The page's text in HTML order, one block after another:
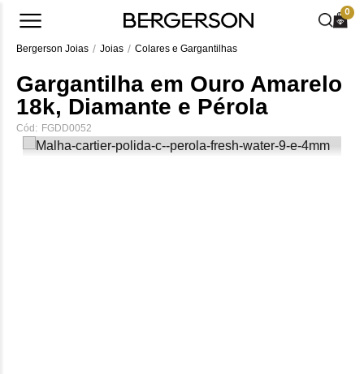
0
Bergerson Joias Joias Colares e Gargantilhas
Gargantilha em Ouro Amarelo
18k, Diamante e Pérola
Cód: FGDD0052